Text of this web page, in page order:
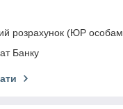
розрахунок (ЮР
Банку